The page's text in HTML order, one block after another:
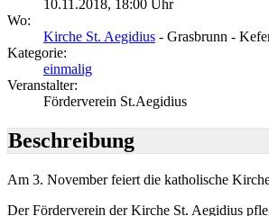
10.11.2018, 18:00 Uhr
Wo:
Kirche St. Aegidius - Grasbrunn -
Kategorie:
einmalig
Veranstalter:
Förderverein St.Aegidius
Beschreibung
Am 3. November feiert die katholische
Der Förderverein der Kirche St. Aegidius